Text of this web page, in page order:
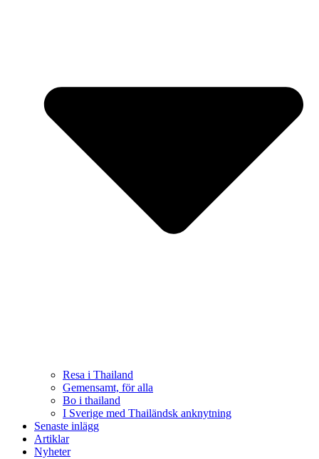
Resa i Thailand
Gemensamt, för alla
Bo i thailand
I Sverige med Thailändsk anknytning
Senaste inlägg
Artiklar
Nyheter